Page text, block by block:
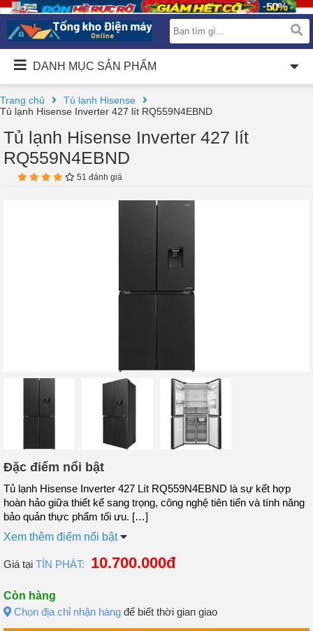
DANH MỤC SẢN PHẨM
Trang chủ
Tủ lạnh Hisense
Tủ lạnh Hisense Inverter 427 lít RQ559N4EBND
Tủ lạnh Hisense Inverter 427 lít
RQ559N4EBND
51 đánh giá
Đặc điểm nổi bật
Tủ lạnh Hisense Inverter 427 Lít RQ559N4EBND là sự kết hợp
hoàn hảo giữa thiết kế sang trọng, công nghệ tiên tiến và tính năng
bảo quản thực phẩm tối ưu. […]
Xem thêm điểm nổi bật
Giá tại TÍN PHÁT: 10.700.000đ
Còn hàng
Chọn địa chỉ nhận hàng để biết thời gian giao